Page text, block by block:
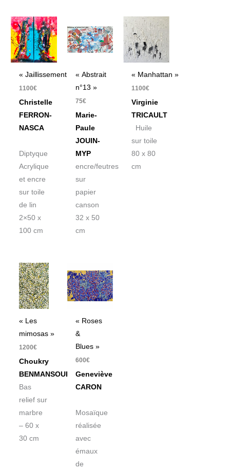
« Jaillissement »
1100€
Christelle
FERRON-
NASCA
Diptyque
Acrylique
et encre
sur toile
de lin
2×50 x
100 cm
« Abstrait
n°13 »
75€
Marie-
Paule
JOUIN-
MYP
encre/feutres
sur
papier
canson
32 x 50
cm
« Manhattan »
1100€
Virginie
TRICAULT
Huile
sur toile
80 x 80
cm
« Les
mimosas »
1200€
Choukry
BENMANSOUR
Bas
relief sur
marbre
– 60 x
30 cm
« Roses
&
Blues »
600€
Geneviève
CARON
Mosaïque
réalisée
avec
émaux
de